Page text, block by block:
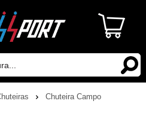
Chuteira Campo